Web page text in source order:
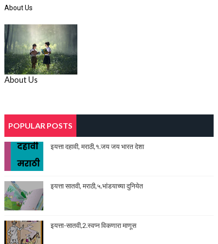
About Us
About Us
POPULAR POSTS
इयत्ता दहावी, मराठी,१.जय जय भारत देशा
इयत्ता सातवी, मराठी,५.भांडयाच्या दुनियेत
इयत्ता-सातवी,2.स्वप्न विकणारा माणूस